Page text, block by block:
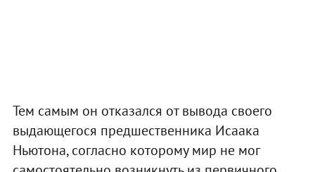
Тем самым он отказался от вывода своего
выдающегося предшественника Исаака
Ньютона, согласно которому мир не мог